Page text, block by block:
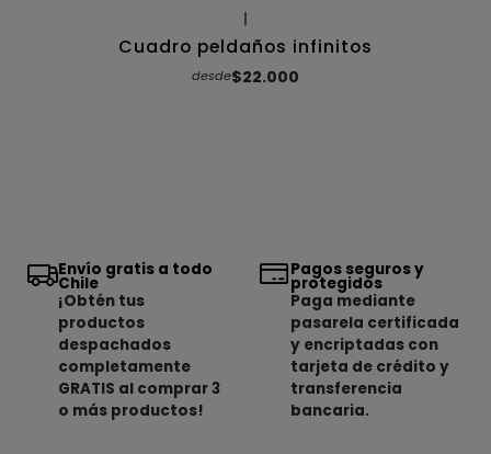
Cuadro peldaños infinitos
desde$22.000
Envío gratis a todo
Chile
¡Obtén tus
productos
despachados
completamente
GRATIS al comprar 3
o más productos!
Pagos seguros y
protegidos
Paga mediante
pasarela certificada
y encriptadas con
tarjeta de crédito y
transferencia
bancaria.